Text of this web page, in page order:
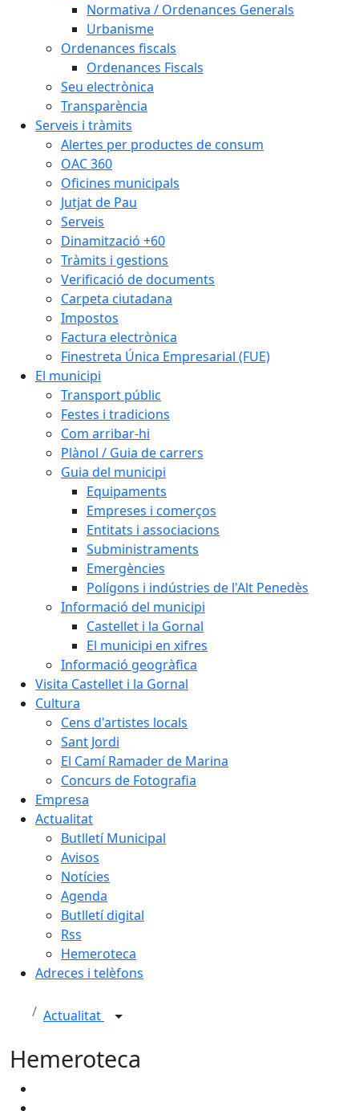
Normativa / Ordenances Generals
Urbanisme
Ordenances fiscals
Ordenances Fiscals
Seu electrònica
Transparència
Serveis i tràmits
Alertes per productes de consum
OAC 360
Oficines municipals
Jutjat de Pau
Serveis
Dinamització +60
Tràmits i gestions
Verificació de documents
Carpeta ciutadana
Impostos
Factura electrònica
Finestreta Única Empresarial (FUE)
El municipi
Transport públic
Festes i tradicions
Com arribar-hi
Plànol / Guia de carrers
Guia del municipi
Equipaments
Empreses i comerços
Entitats i associacions
Subministraments
Emergències
Polígons i indústries de l'Alt Penedès
Informació del municipi
Castellet i la Gornal
El municipi en xifres
Informació geogràfica
Visita Castellet i la Gornal
Cultura
Cens d'artistes locals
Sant Jordi
El Camí Ramader de Marina
Concurs de Fotografia
Empresa
Actualitat
Butlletí Municipal
Avisos
Notícies
Agenda
Butlletí digital
Rss
Hemeroteca
Adreces i telèfons
Actualitat
Hemeroteca